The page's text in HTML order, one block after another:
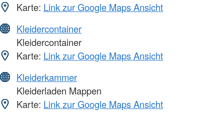
Karte: Link zur Google Maps Ansicht
Kleidercontainer
Kleidercontainer
Karte: Link zur Google Maps Ansicht
Kleiderkammer
Kleiderladen Mappen
Karte: Link zur Google Maps Ansicht